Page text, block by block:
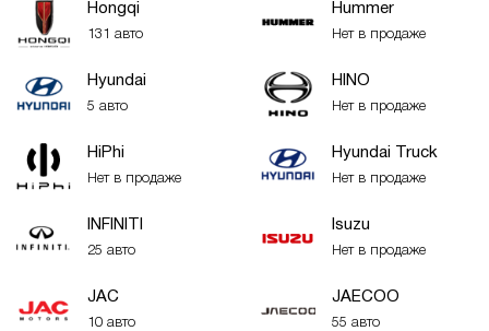
Hongqi
131 авто
Hummer
Нет в продаже
Hyundai
5 авто
HINO
Нет в продаже
HiPhi
Нет в продаже
Hyundai Truck
Нет в продаже
INFINITI
25 авто
Isuzu
Нет в продаже
JAC
10 авто
JAECOO
55 авто